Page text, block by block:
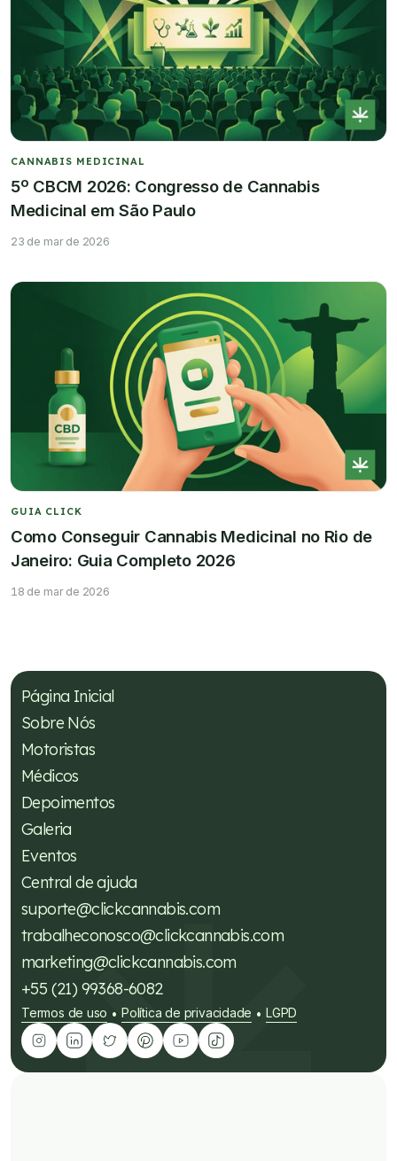
CANNABIS MEDICINAL
5º CBCM 2026: Congresso de Cannabis
Medicinal em São Paulo
23 de mar de 2026
GUIA CLICK
Como Conseguir Cannabis Medicinal no Rio de
Janeiro: Guia Completo 2026
18 de mar de 2026
Página Inicial
Sobre Nós
Motoristas
Médicos
Depoimentos
Galeria
Eventos
Central de ajuda
suporte@clickcannabis.com
trabalheconosco@clickcannabis.com
marketing@clickcannabis.com
+55 (21) 99368-6082
Termos de uso • Política de privacidade • LGPD